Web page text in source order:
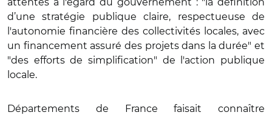
d’une stratégie publique claire, respectueuse de
l'autonomie financière des collectivités locales, avec
un financement assuré des projets dans la durée" et
"des efforts de simplification" de l'action publique
locale.
Départements de France faisait connaître